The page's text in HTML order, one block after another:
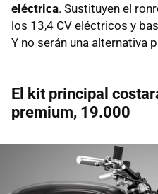
eléctrica. Sustituyen el
los 13,4 CV eléctricos y
Y no serán una alternativa
El kit principal
premium, 19.000